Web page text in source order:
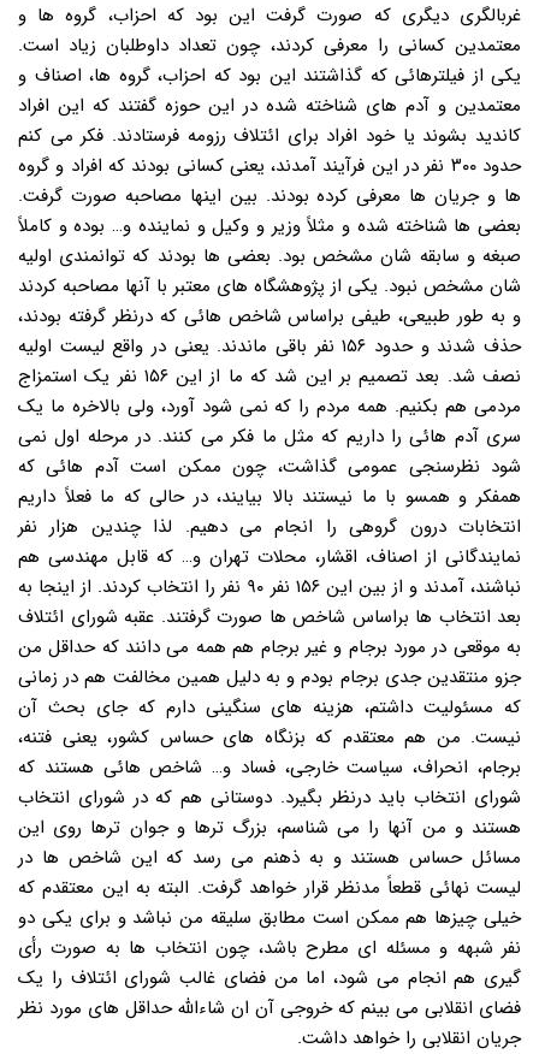
غربالگری دیگری که صورت گرفت این بود که احزاب، گروه ها و
معتمدین کسانی را معرفی کردند، چون تعداد داوطلبان زیاد است.
یکی از فیلترهائی که گذاشتند این بود که احزاب، گروه ها، اصناف و
معتمدین و آدم های شناخته شده در این حوزه گفتند که این افراد
کاندید بشوند یا خود افراد برای ائتلاف رزومه فرستادند. فکر می کنم
حدود ۳۰۰ نفر در این فرآیند آمدند، یعنی کسانی بودند که افراد و گروه
ها و جریان ها معرفی کرده بودند. بین اینها مصاحبه صورت گرفت.
بعضی ها شناخته شده و مثلاً وزیر و وکیل و نماینده و… بوده و کاملاً
صبغه و سابقه شان مشخص بود. بعضی ها بودند که توانمندی اولیه
شان مشخص نبود. یکی از پژوهشگاه های معتبر با آنها مصاحبه کردند
و به طور طبیعی، طیفی براساس شاخص هائی که درنظر گرفته بودند،
حذف شدند و حدود ۱۵۶ نفر باقی ماندند. یعنی در واقع لیست اولیه
نصف شد. بعد تصمیم بر این شد که ما از این ۱۵۶ نفر یک استمزاج
مردمی هم بکنیم. همه مردم را که نمی شود آورد، ولی بالاخره ما یک
سری آدم هائی را داریم که مثل ما فکر می کنند. در مرحله اول نمی
شود نظرسنجی عمومی گذاشت، چون ممکن است آدم هائی که
همفکر و همسو با ما نیستند بالا بیایند، در حالی که ما فعلاً داریم
انتخابات درون گروهی را انجام می دهیم. لذا چندین هزار نفر
نمایندگانی از اصناف، اقشار، محلات تهران و… که قابل مهندسی هم
نباشند، آمدند و از بین این ۱۵۶ نفر ۹۰ نفر را انتخاب کردند. از اینجا به
بعد انتخاب ها براساس شاخص ها صورت گرفتند. عقبه شورای ائتلاف
به موقعی در مورد برجام و غیر برجام هم همه می دانند که حداقل من
جزو منتقدین جدی برجام بودم و به دلیل همین مخالفت هم در زمانی
که مسئولیت داشتم، هزینه های سنگینی دارم که جای بحث آن
نیست. من هم معتقدم که بزنگاه های حساس کشور، یعنی فتنه،
برجام، انحراف، سیاست خارجی، فساد و… شاخص هائی هستند که
شورای انتخاب باید درنظر بگیرد. دوستانی هم که در شورای انتخاب
هستند و من آنها را می شناسم، بزرگ ترها و جوان ترها روی این
مسائل حساس هستند و به ذهنم می رسد که این شاخص ها در
لیست نهائی قطعاً مدنظر قرار خواهد گرفت. البته به این معتقدم که
خیلی چیزها هم ممکن است مطابق سلیقه من نباشد و برای یکی دو
نفر شبهه و مسئله ای مطرح باشد، چون انتخاب ها به صورت رأی
گیری هم انجام می شود، اما من فضای غالب شورای ائتلاف را یک
فضای انقلابی می بینم که خروجی آن ان شاءالله حداقل های مورد نظر
جریان انقلابی را خواهد داشت.